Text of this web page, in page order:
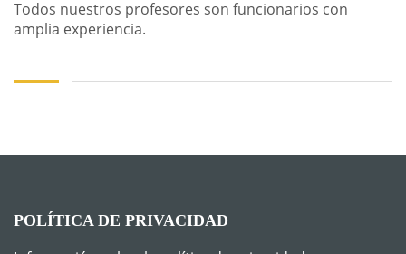
Todos nuestros profesores son funcionarios con
amplia experiencia.
POLÍTICA DE PRIVACIDAD